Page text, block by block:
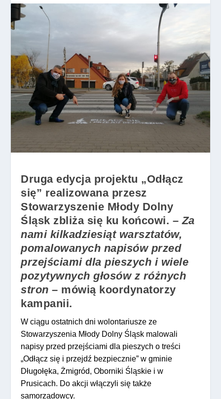
Druga edycja projektu „Odłącz
się” realizowana przesz
Stowarzyszenie Młody Dolny
Śląsk zbliża się ku końcowi. –Za
nami kilkadziesiąt warsztatów,
pomalowanych napisów przed
przejściami dla pieszych i wiele
pozytywnych głosów z różnych
stron – mówią koordynatorzy
kampanii.
W ciągu ostatnich dni wolontariusze ze
Stowarzyszenia Młody Dolny Śląsk malowali
napisy przed przejściami dla pieszych o treści
„Odłącz się i przejdź bezpiecznie” w gminie
Długołęka, Żmigród, Oborniki Śląskie i w
Prusicach. Do akcji włączyli się także
samorządowcy.